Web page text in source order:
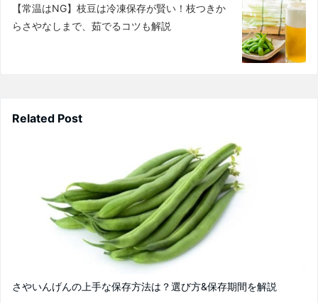
【常温はNG】枝豆は冷凍保存が賢い！枝つきか
らさやなしまで、茹でるコツも解説
Related Post
さやいんげんの上手な保存方法は？選び方&保存期間を解説